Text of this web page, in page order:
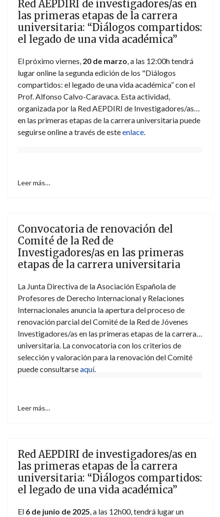
Red AEPDIRI de investigadores/as en
las primeras etapas de la carrera
universitaria: “Diálogos compartidos:
el legado de una vida académica”
El próximo viernes, 20 de marzo, a las 12:00h tendrá
lugar online la segunda edición de los "Diálogos
compartidos: el legado de una vida académica” con el
Prof. Alfonso Calvo-Caravaca. Esta actividad,
organizada por la Red AEPDIRI de Investigadores/as
en las primeras etapas de la carrera universitaria puede
seguirse online a través de esteenlace.
Leer más…
Convocatoria de renovación del
Comité de la Red de
Investigadores/as en las primeras
etapas de la carrera universitaria
La Junta Directiva de la Asociación Española de
Profesores de Derecho Internacional y Relaciones
Internacionales anuncia la apertura del proceso de
renovación parcial del Comité de la Red de Jóvenes
Investigadores/as en las primeras etapas de la carrera
universitaria. La convocatoria con los criterios de
selección y valoración para la renovación del Comité
puede consultarseaquí.
Leer más…
Red AEPDIRI de investigadores/as en
las primeras etapas de la carrera
universitaria: “Diálogos compartidos:
el legado de una vida académica”
El 6 de junio de 2025, a las 12h00, tendrá lugar un